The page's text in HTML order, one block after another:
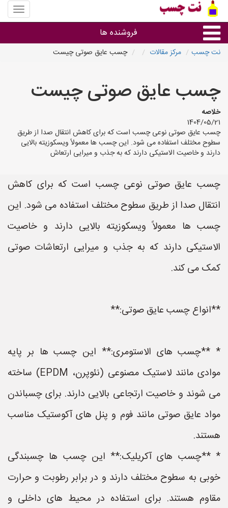
منوی
سایت
چسب
فروشنده ها
استان ها
نت چسب مرکز مقالات چسب عایق صوتی چیست
چسب عایق صوتی چیست
خلاصه
1404/05/21
چسب عایق صوتی نوعی چسب است که برای کاهش انتقال صدا از طریق
سطوح مختلف استفاده می شود. این چسب ها معمولاً ویسکوزیته بالایی
دارند و خاصیت الاستیکی دارند که به جذب و میرایی ارتعاش
چسب عایق صوتی نوعی چسب است که برای کاهش
انتقال صدا از طریق سطوح مختلف استفاده می شود. این
چسب ها معمولاً ویسکوزیته بالایی دارند و خاصیت
الاستیکی دارند که به جذب و میرایی ارتعاشات صوتی
کمک می کند.
**انواع چسب عایق صوتی:**
* **چسب های الاستومری:** این چسب ها بر پایه
موادی مانند لاستیک مصنوعی (نئوپرن، EPDM) ساخته
می شوند و خاصیت ارتجاعی بالایی دارند. برای چسباندن
مواد عایق صوتی مانند فوم و پنل های آکوستیک مناسب
هستند.
* **چسب های آکریلیک:** این چسب ها چسبندگی
خوبی به سطوح مختلف دارند و در برابر رطوبت و حرارت
مقاوم هستند. برای استفاده در محیط های داخلی و